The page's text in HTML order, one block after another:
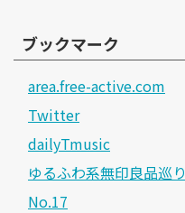
ブックマーク
area.free-active.com
Twitter
dailyTmusic
ゆるふわ系無印良品巡り
No.17